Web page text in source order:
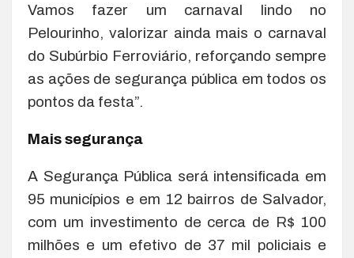
Vamos fazer um carnaval lindo no
Pelourinho, valorizar ainda mais o carnaval
do Subúrbio Ferroviário, reforçando sempre
as ações de segurança pública em todos os
pontos da festa”.
Mais segurança
A Segurança Pública será intensificada em
95 municípios e em 12 bairros de Salvador,
com um investimento de cerca de R$ 100
milhões e um efetivo de 37 mil policiais e